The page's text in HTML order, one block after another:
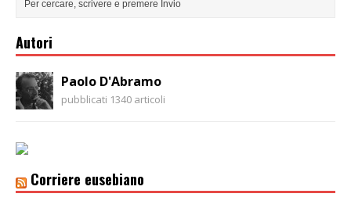
Autori
Paolo D'Abramo
pubblicati 1340 articoli
Corriere eusebiano